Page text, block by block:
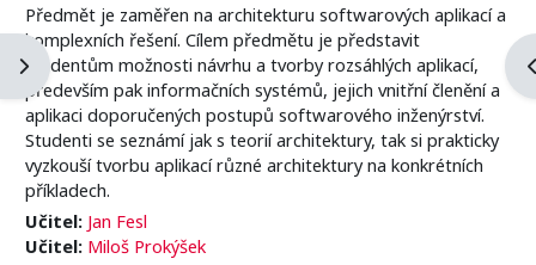
Abrir cajón de bloques
Předmět je zaměřen na architekturu softwarových aplikací a
komplexních řešení. Cílem předmětu je představit
studentům možnosti návrhu a tvorby rozsáhlých aplikací,
především pak informačních systémů, jejich vnitřní členění a
aplikaci doporučených postupů softwarového inženýrství.
Studenti se seznámí jak s teorií architektury, tak si prakticky
vyzkouší tvorbu aplikací různé architektury na konkrétních
příkladech.
Učitel: Jan Fesl
Učitel: Miloš Prokýšek